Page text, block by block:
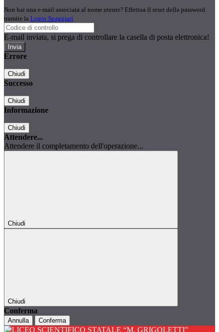
Non hai una e-mail associata al nome utente? Effettua il reset della password
tramite la Login Spaggiari
E-mail inviata, si prega di controllare la casella di posta elettronica!
Errore
Chiudi
Successo
Chiudi
Informazione
Chiudi
Attendere...
Attendere il completamento dell'operazione...
Chiudi
Chiudi
Conferma
Annulla Conferma